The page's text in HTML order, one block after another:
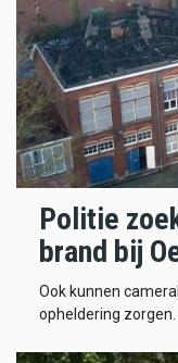
Politie
brand bij
Ook kunnen
opheldering zorgen.